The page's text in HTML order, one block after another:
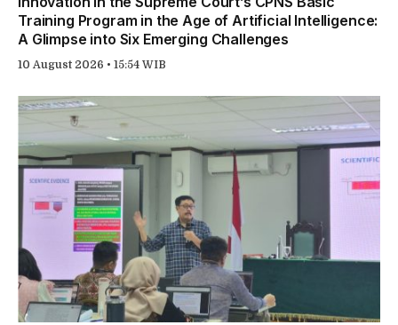
Training Program in the Age of Artificial Intelligence:
A Glimpse into Six Emerging Challenges
10 August 2026 • 15:54 WIB